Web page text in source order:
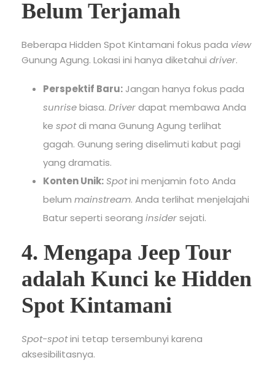
Belum Terjamah
Beberapa Hidden Spot Kintamani fokus pada view
Gunung Agung. Lokasi ini hanya diketahui driver.
Perspektif Baru: Jangan hanya fokus pada
sunrisebiasa. Driverdapat membawa Anda
ke spotdi mana Gunung Agung terlihat
gagah. Gunung sering diselimuti kabut pagi
yang dramatis.
Konten Unik:Spotini menjamin foto Anda
belum mainstream. Anda terlihat menjelajahi
Batur seperti seorang insidersejati.
4. Mengapa Jeep Tour
adalah Kunci ke Hidden
Spot Kintamani
Spot-spotini tetap tersembunyi karena
aksesibilitasnya.